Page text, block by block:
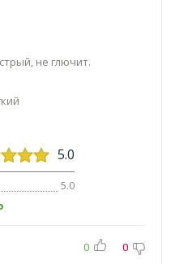
не глючит.
5.0
5.0
0 0